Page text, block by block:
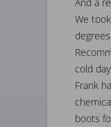
We
cold
Frank
boots